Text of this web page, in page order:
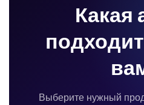
Какая
Выберите нужный